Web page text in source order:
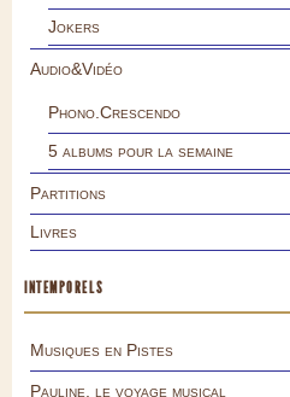
Jokers
Audio&Vidéo
Phono.Crescendo
5 albums pour la semaine
Partitions
Livres
INTEMPORELS
Musiques en Pistes
Pauline, le voyage musical